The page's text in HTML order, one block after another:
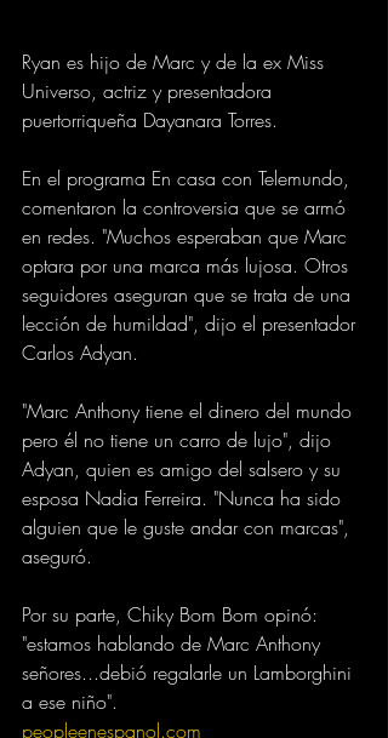
Ryan es hijo de Marc y de la ex Miss
Universo, actriz y presentadora
puertorriqueña Dayanara Torres.
En el programa En casa con Telemundo,
comentaron la controversia que se armó
en redes. "Muchos esperaban que Marc
optara por una marca más lujosa. Otros
seguidores aseguran que se trata de una
lección de humildad", dijo el presentador
Carlos Adyan.
"Marc Anthony tiene el dinero del mundo
pero él no tiene un carro de lujo", dijo
Adyan, quien es amigo del salsero y su
esposa Nadia Ferreira. "Nunca ha sido
alguien que le guste andar con marcas",
aseguró.
Por su parte, Chiky Bom Bom opinó:
"estamos hablando de Marc Anthony
señores...debió regalarle un Lamborghini
a ese niño".
peopleenespanol.com